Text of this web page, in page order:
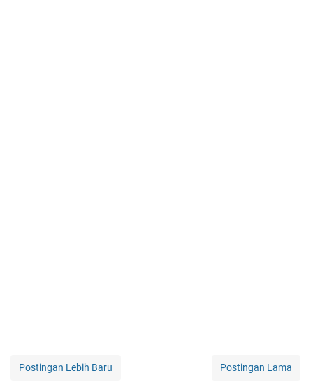
Postingan Lebih Baru Postingan Lama